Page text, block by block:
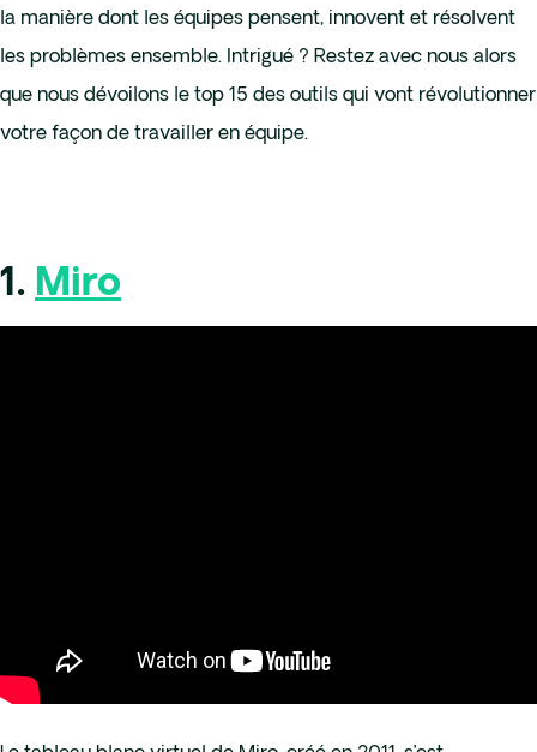
la manière dont les équipes pensent, innovent et résolvent
les problèmes ensemble. Intrigué ? Restez avec nous alors
que nous dévoilons le top 15 des outils qui vont révolutionner
votre façon de travailler en équipe.
1. Miro